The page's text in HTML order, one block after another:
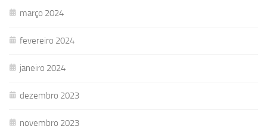
março 2024
fevereiro 2024
janeiro 2024
dezembro 2023
novembro 2023